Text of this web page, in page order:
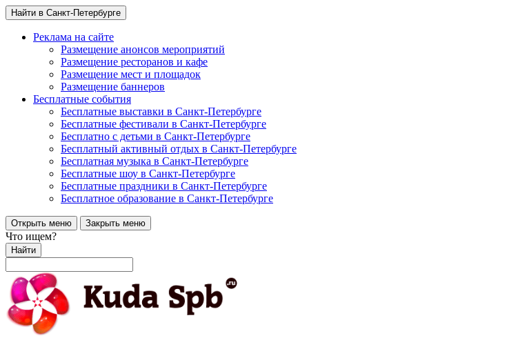
Найти в Санкт-Петербурге
Реклама на сайте
Размещение анонсов мероприятий
Размещение ресторанов и кафе
Размещение мест и площадок
Размещение баннеров
Бесплатные события
Бесплатные выставки в Санкт-Петербурге
Бесплатные фестивали в Санкт-Петербурге
Бесплатно с детьми в Санкт-Петербурге
Бесплатный активный отдых в Санкт-Петербурге
Бесплатная музыка в Санкт-Петербурге
Бесплатные шоу в Санкт-Петербурге
Бесплатные праздники в Санкт-Петербурге
Бесплатное образование в Санкт-Петербурге
Открыть меню Закрыть меню
Что ищем?
Найти